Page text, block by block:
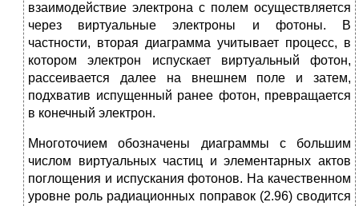
взаимодействие электрона с полем осуществляется
через виртуальные электроны и фотоны. В
частности, вторая диаграмма учитывает процесс, в
котором электрон испускает виртуальный фотон,
рассеивается далее на внешнем поле и затем,
подхватив испущенный ранее фотон, превращается
в конечный электрон.
Многоточием обозначены диаграммы с большим
числом виртуальных частиц и элементарных актов
поглощения и испускания фотонов. На качественном
уровне роль радиационных поправок (2.96) сводится